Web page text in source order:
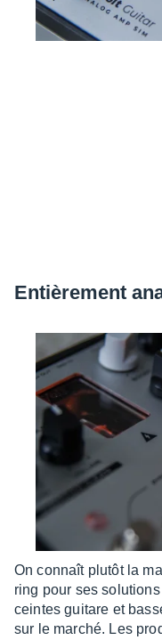
Entiè­re­ment
On connaît plutôt la
ring pour ses
ceintes guitare et
sur le marché. Les